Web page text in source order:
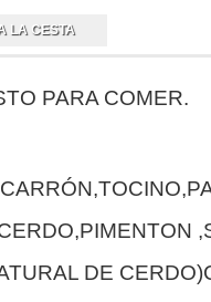
PARA COMER.
DE